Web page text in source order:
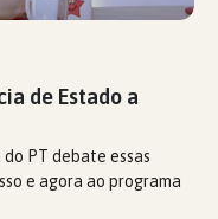
de Estado a
PT debate essas
e agora ao programa